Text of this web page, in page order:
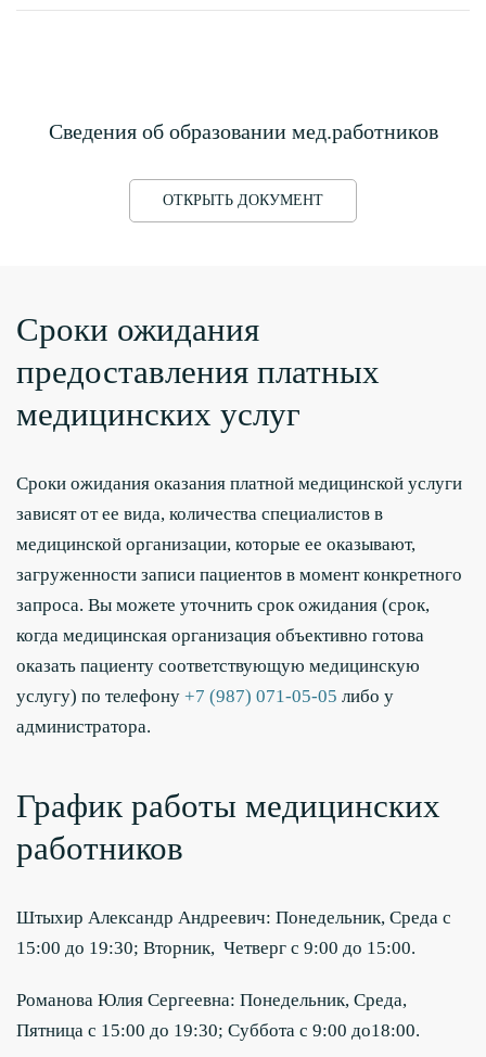
Сведения об образовании мед.работников
ОТКРЫТЬ ДОКУМЕНТ
Сроки ожидания
предоставления платных
медицинских услуг
Сроки ожидания оказания платной медицинской услуги
зависят от ее вида, количества специалистов в
медицинской организации, которые ее оказывают,
загруженности записи пациентов в момент конкретного
запроса. Вы можете уточнить срок ожидания (срок,
когда медицинская организация объективно готова
оказать пациенту соответствующую медицинскую
услугу) по телефону +7 (987) 071-05-05 либо у
администратора.
График работы медицинских
работников
Штыхир Александр Андреевич: Понедельник, Среда с
15:00 до 19:30; Вторник, Четверг с 9:00 до 15:00.
Романова Юлия Сергеевна: Понедельник, Среда,
Пятница с 15:00 до 19:30; Суббота с 9:00 до18:00.